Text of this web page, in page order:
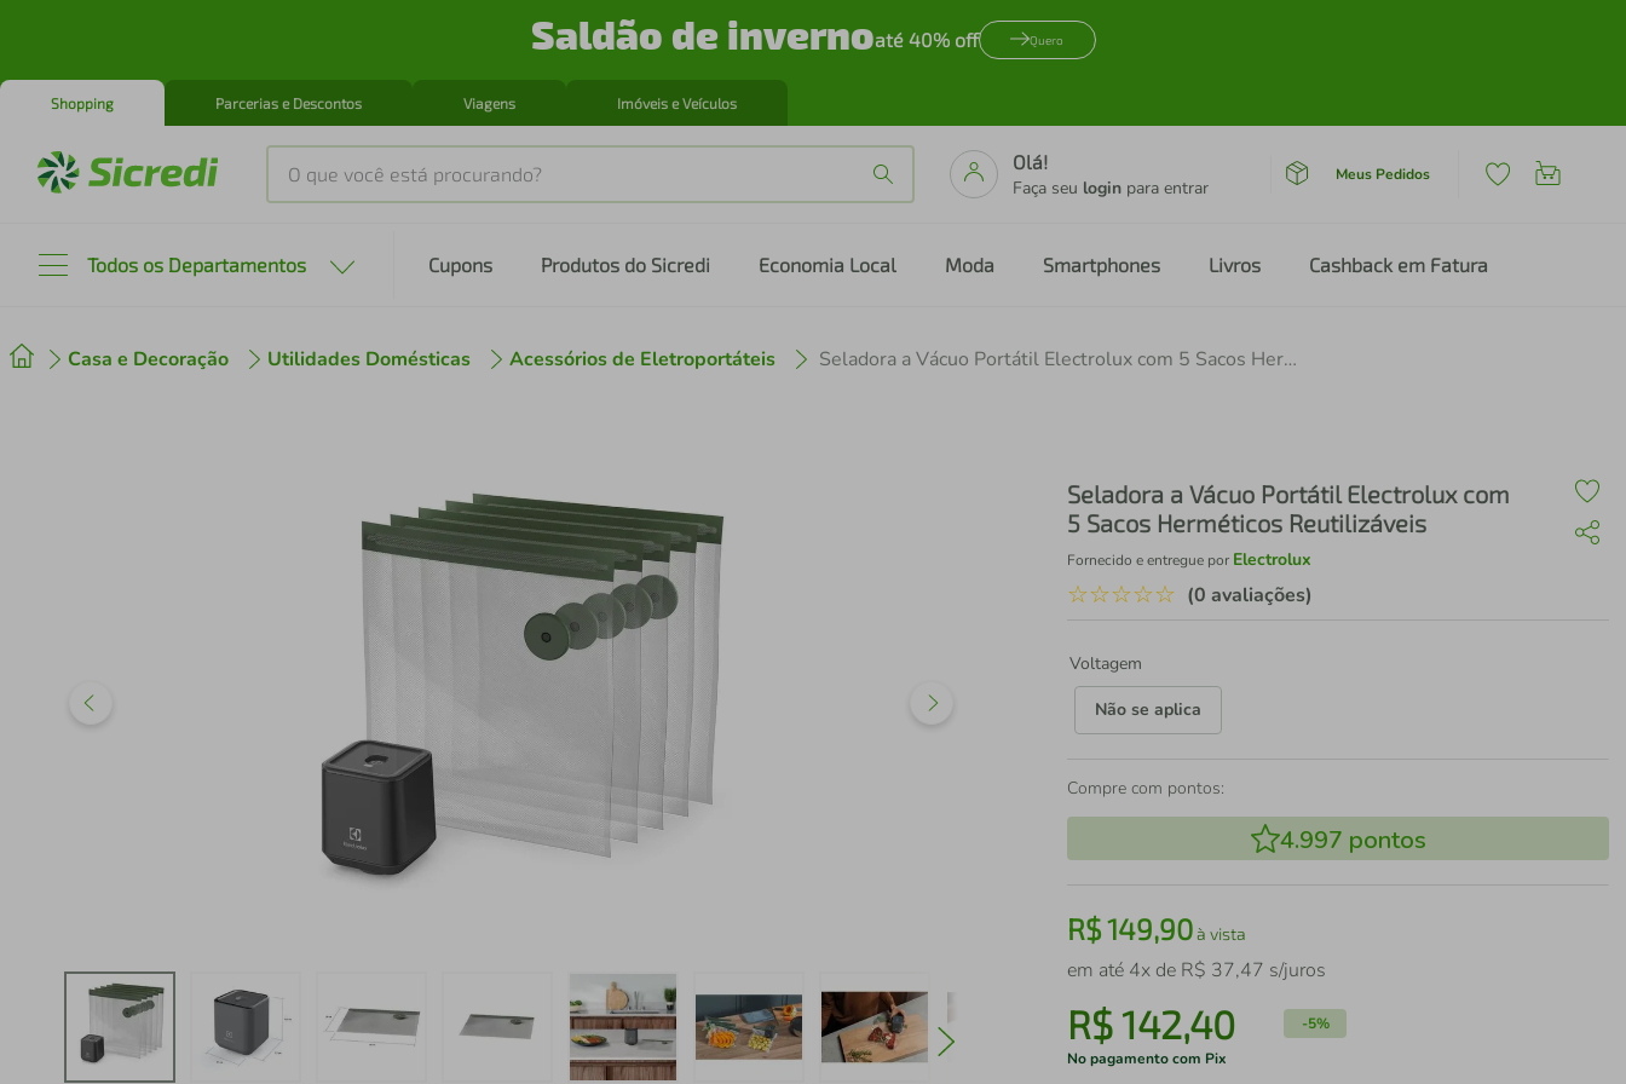
Saldão de invernoaté 40% off Quero
Shopping Parcerias e Descontos Viagens Imóveis e Veículos
O que você está procurando?
Olá!
Faça seu login para entrar
Meus Pedidos
Todos os Departamentos Cupons Produtos do Sicredi Economia Local Moda Smartphones Livros Cashback em Fatura
Casa e Decoração Utilidades Domésticas Acessórios de Eletroportáteis Seladora a Vácuo Portátil Electrolux com 5 Sacos Herméticos Reutilizáveis
Seladora a Vácuo Portátil Electrolux com
5 Sacos Herméticos Reutilizáveis
Fornecido e entregue por Electrolux
☆☆☆☆☆ (0 avaliações)
Voltagem
Não se aplica
Compre com pontos:
4.997 pontos
R$149,90à vista
em até 4x de R$ 37,47 s/juros
R$142,40 -5%
No pagamento com Pix
º cafeteira